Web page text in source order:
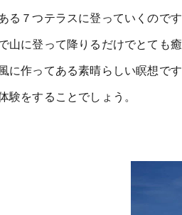
る７つテラスに登っていくので
山に登って降りるだけでとても癒
に作ってある素晴らしい瞑想です
験をすることでしょう。